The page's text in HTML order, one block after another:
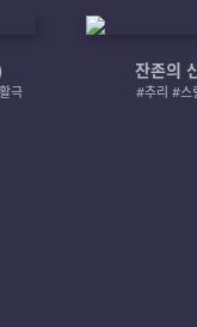
극
잔존의
#추리 #스